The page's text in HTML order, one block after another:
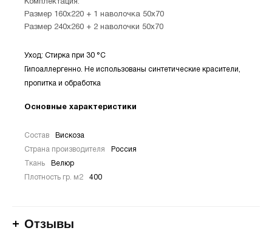
Комплектация:
Размер 160х220 + 1 наволочка 50х70
Размер 240х260 + 2 наволочки 50х70
Уход: Стирка при 30 °С
Гипоаллергенно. Не использованы синтетические красители,
пропитка и обработка
Основные характеристики
Состав Вискоза
Страна производителя Россия
Ткань Велюр
Плотность гр. м2 400
Отзывы